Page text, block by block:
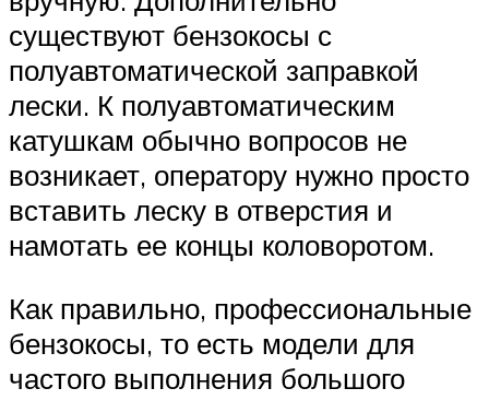
существуют бензокосы с
полуавтоматической заправкой
лески. К полуавтоматическим
катушкам обычно вопросов не
возникает, оператору нужно просто
вставить леску в отверстия и
намотать ее концы коловоротом.
Как правильно, профессиональные
бензокосы, то есть модели для
частого выполнения большого